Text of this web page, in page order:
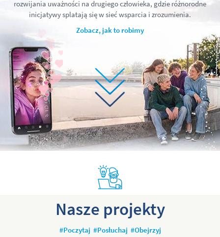
rozwijania uważności na drugiego człowieka, gdzie różnorodne
inicjatywy splatają się w sieć wsparcia i zrozumienia.
Zobacz, jak to robimy
Nasze projekty
#Poczytaj #Posłuchaj #Obejrzyj